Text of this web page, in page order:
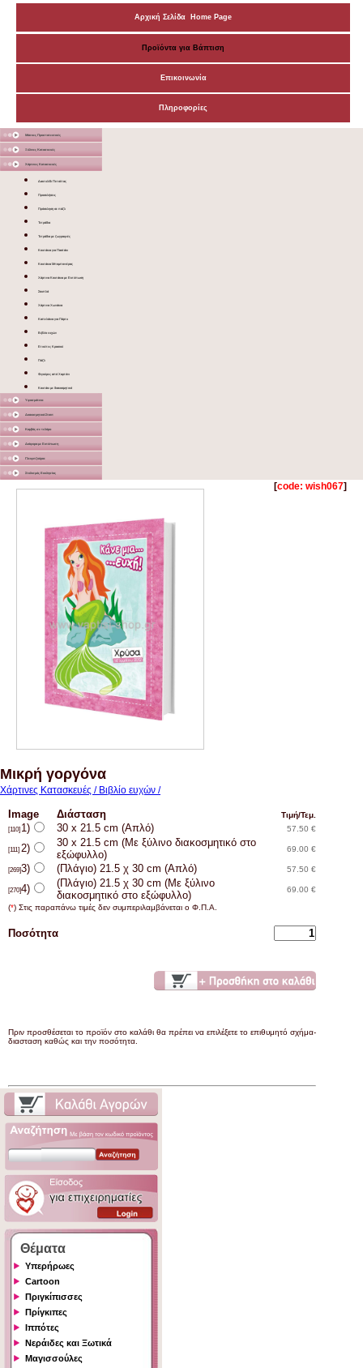
Αρχική Σελίδα Home Page
Προϊόντα για Βάπτιση
Επικοινωνία
Πληροφορίες
Μάσκες Προστατευτικές
Ξύλινες Κατασκευές
Χάρτινες Κατασκευές
Δακτυλίδι Πετσέτας
Προσκλήσεις
Πρόσκληση σε πάζλ
Τετράδια
Τετράδια με ζωγραφιές
Κουτάκια για Παστάκι
Κουτάκια Μπομπονιέρας
Χάρτινα Κουτάκια με Εκτύπωση
Σουπλά
Χάρτινα Χωνάκια
Καπελάκια για Πάρτυ
Βιβλίο ευχών
Ετικέτες Κρασιού
Πάζλ
Φιγούρες από Χαρτόνι
Κουτάκι με διακοσμητικό
Υφασμάτινα
Διακοσμητικά Σταντ
Καμβάς σε τελάρο
Διάφορα με Εκτύπωση
Γλειφιτζούρια
Στολισμός Εκκλησίας
[code: wish067]
Μικρή γοργόνα
Χάρτινες Κατασκευές / Βιβλίο ευχών /
Image Διάσταση Τιμή/Τεμ.
[110] 1) 30 x 21.5 cm (Απλό) 57.50 €
[111] 2)
30 x 21.5 cm (Με ξύλινο διακοσμητικό στο
εξώφυλλο)
69.00 €
[269]3) (Πλάγιο) 21.5 χ 30 cm (Απλό) 57.50 €
[270]4)
(Πλάγιο) 21.5 χ 30 cm (Με ξύλινο
διακοσμητικό στο εξώφυλλο)
69.00 €
(*) Στις παραπάνω τιμές δεν συμπεριλαμβάνεται ο Φ.Π.Α.
Ποσότητα
Πριν προσθέσεται το προϊόν στο καλάθι θα πρέπει να επιλέξετε το επιθυμητό σχήμα-
διασταση καθώς και την ποσότητα.
Θέματα
Υπερήρωες
Cartoon
Πριγκίπισσες
Πρίγκιπες
Ιππότες
Νεράιδες και Ξωτικά
Μαγισσούλες